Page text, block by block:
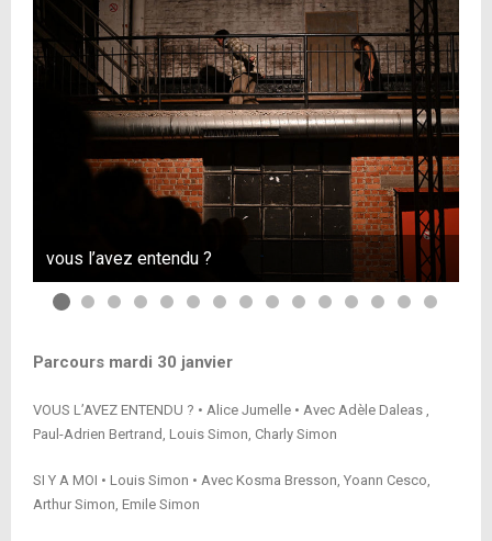
vous l’avez entendu ?
Parcours mardi 30 janvier
VOUS L’AVEZ ENTENDU ? • Alice Jumelle • Avec Adèle Daleas ,
Paul-Adrien Bertrand, Louis Simon, Charly Simon
SI Y A MOI • Louis Simon • Avec Kosma Bresson, Yoann Cesco,
Arthur Simon, Emile Simon